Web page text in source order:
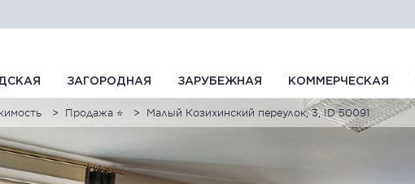
ЗАГОРОДНАЯ ЗАРУБЕЖНАЯ КОММЕРЧЕСКАЯ
Продажа ⭐ Малый Козихинский переулок, 3, ID 50091